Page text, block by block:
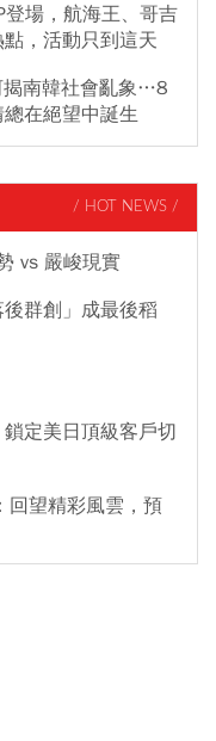
場，航海王、哥吉
，活動只到這天
揭南韓社會亂象…8
在絕望中誕生
/ HOT NEWS /
vs 嚴峻現實
群創」成最後稻
定美日頂級客戶切
回望精彩風雲，預